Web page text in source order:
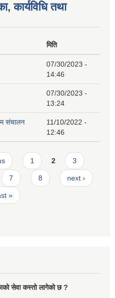
कार्यविधि तथा
मिति
07/30/2023 -
14:46
07/30/2023 -
13:24
संचालन
11/10/2022 -
12:46
1 2 3
7 8 next ›
»
सेवा कस्तो लागेको छ ?